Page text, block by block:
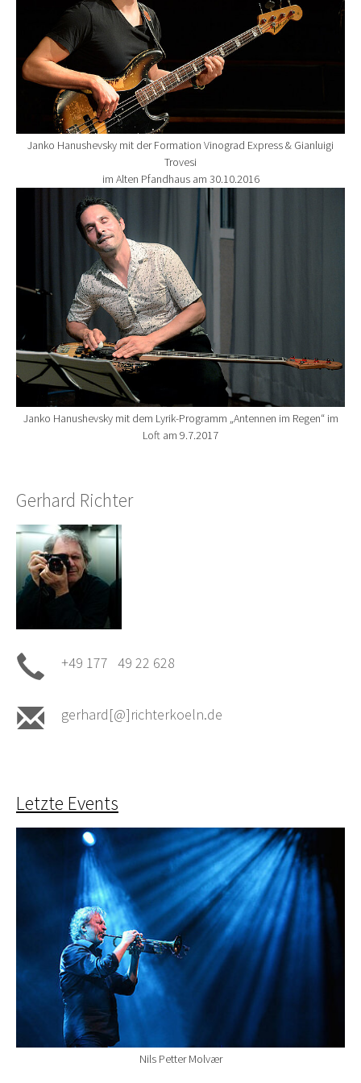
Janko Hanushevsky mit der Formation Vinograd Express & Gianluigi
Trovesi
im Alten Pfandhaus am 30.10.2016
Show larger version for:
Janko Hanushevsky mit dem Lyrik-Programm „Antennen im Regen“ im
Loft am 9.7.2017
Gerhard Richter
+49 177 49 22 628
gerhard[@]richterkoeln.de
Letzte Events
Nils Petter Molvær